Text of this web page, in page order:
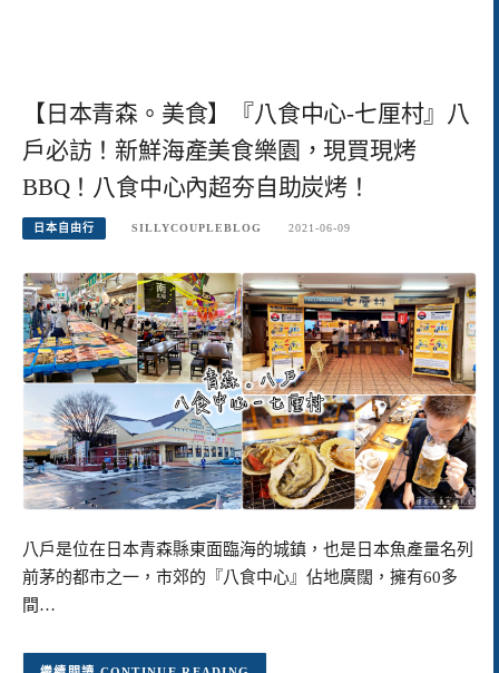
【日本青森。美食】『八食中心-七厘村』八
戶必訪！新鮮海產美食樂園，現買現烤
BBQ！八食中心內超夯自助炭烤！
日本自由行 SILLYCOUPLEBLOG 2021-06-09
八戶是位在日本青森縣東面臨海的城鎮，也是日本魚產量名列
前茅的都市之一，市郊的『八食中心』佔地廣闊，擁有60多
間…